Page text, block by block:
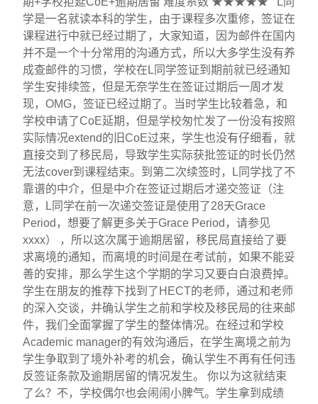
学是一名就读本科的学生，由于课程多次重修，签证在
课程进行中就已经过期了，大家知道，因为邮件在国内
并不是一个十分常用的沟通方式，所以大多学生没有养
成查邮件的习惯，学校在L同学签证到期前就已经通知
学生安排续签，但是无奈学生在签证过期后一周才发
现，OMG，签证已经过期了。当时学生比较着急，和
学校申请了CoE延期，但是学校匆忙发了一份没有按照
实际情况extend的旧CoE过来，学生也没有仔细看，就
直接交到了移民局，导致学生实际获批签证的时长仍然
无法cover到课程结束。到第二次续签时，L同学找了不
靠谱的中介，但是中介在签证过期后才递交签证（注
意，L同学在前一次递交签证是使用了28天Grace
Period，想要了解更多关于Grace Period，请参见
xxxx） ，所以这次属于逾期居留，移民局直接给了要
求离境的通知，而离境的时间是在考试前，如果不能妥
善的安排，那么学生这个学期的学习又要白白浪费掉。
学生在朋友的推荐下找到了HECT的老师，通过和老师
的深入交谈，并确认学生之前和学校及移民局的往来邮
件，我们全面掌握了学生的整体情况。在经过和学校
Academic manager的有效沟通后，在学生离境之前为
学生争取到了境外补考的机会，确认学生不再有任何违
反签证条款及逾期居留的情况发生。 你以为这就结束
了么？不，学校偶尔也会闹闹小脾气。学生拿到成绩